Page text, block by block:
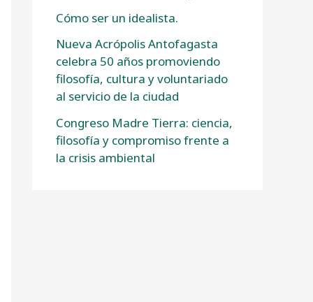
Cómo ser un idealista.
Nueva Acrópolis Antofagasta
celebra 50 años promoviendo
filosofía, cultura y voluntariado
al servicio de la ciudad
Congreso Madre Tierra: ciencia,
filosofía y compromiso frente a
la crisis ambiental